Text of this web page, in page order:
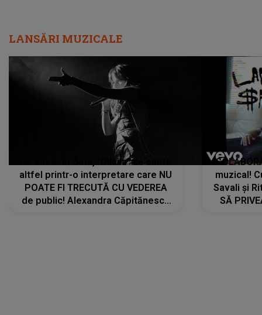
LANSĂRI MUZICALE
De această dată, "Dilaila" se simte
altfel printr-o interpretare care NU
POATE FI TRECUTĂ CU VEDEREA
de public! Alexandra Căpitănescu
muzical!
Savali și
SĂ